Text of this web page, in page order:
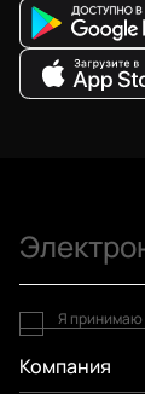
Компания
Я принимаю